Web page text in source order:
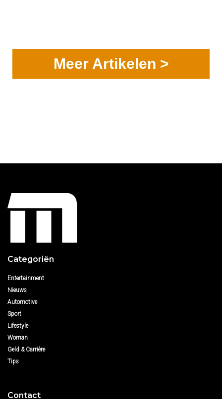
Meer Artikelen >
Categoriën
Entertainment
Nieuws
Automotive
Sport
Lifestyle
Woman
Geld & Carrière
Tips
Contact